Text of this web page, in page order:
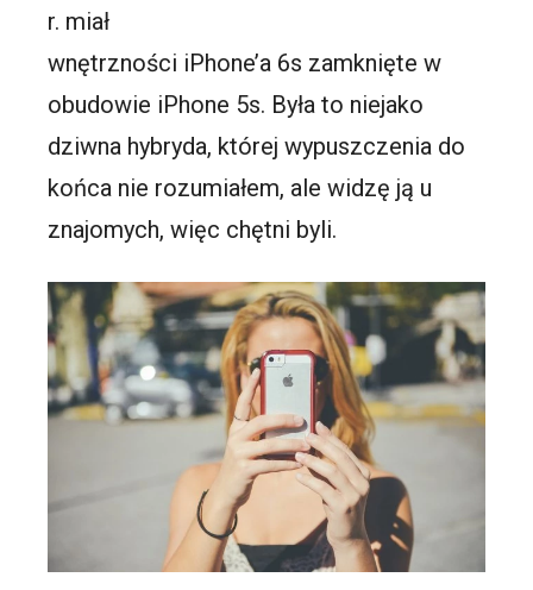
r. miał
wnętrzności iPhone’a 6s zamknięte w
obudowie iPhone 5s. Była to niejako
dziwna hybryda, której wypuszczenia do
końca nie rozumiałem, ale widzę ją u
znajomych, więc chętni byli.